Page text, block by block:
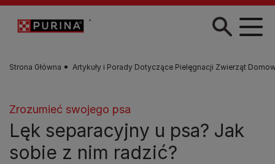
Przejdź do treści
Strona Główna Artykuły i Porady Dotyczące Pielęgnacji Zwierząt
Zrozumieć swojego psa
Lęk separacyjny u psa? Jak
sobie z nim radzić?